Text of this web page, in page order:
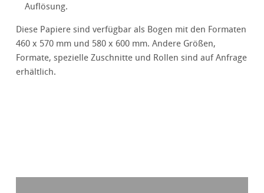
Auflösung.
Diese Papiere sind verfügbar als Bogen mit den Formaten
460 x 570 mm und 580 x 600 mm. Andere Größen,
Formate, spezielle Zuschnitte und Rollen sind auf Anfrage
erhältlich.